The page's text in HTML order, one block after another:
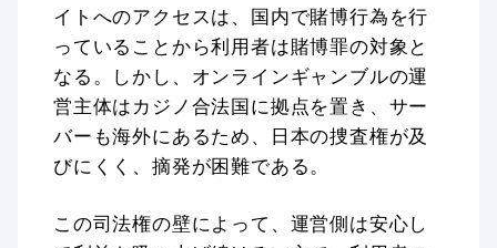
イトへのアクセスは、国内で賭博行為を行
っていることから利用者は賭博罪の対象と
なる。しかし、オンラインギャンブルの運
営主体はカジノ合法国に拠点を置き、サー
バーも海外にあるため、日本の捜査権が及
びにくく、摘発が困難である。
この司法権の壁によって、運営側は安心し